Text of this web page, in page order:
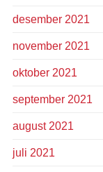
desember 2021
november 2021
oktober 2021
september 2021
august 2021
juli 2021